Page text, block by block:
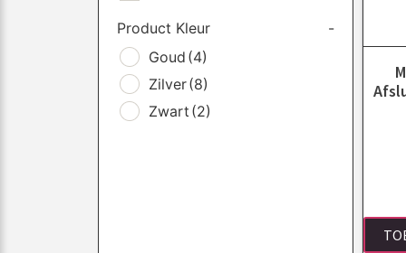
Product Kleur
-
Goud (4)
Zilver(8)
Zwart (2)